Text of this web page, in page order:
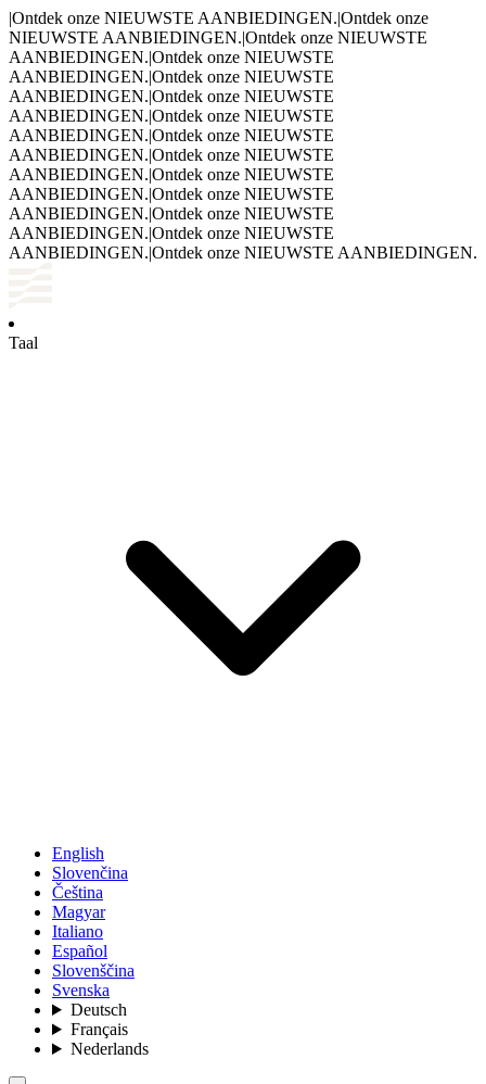
|Ontdek onze NIEUWSTE AANBIEDINGEN.|Ontdek onze
NIEUWSTE AANBIEDINGEN.|Ontdek onze NIEUWSTE
AANBIEDINGEN.|Ontdek onze NIEUWSTE
AANBIEDINGEN.|Ontdek onze NIEUWSTE
AANBIEDINGEN.|Ontdek onze NIEUWSTE
AANBIEDINGEN.|Ontdek onze NIEUWSTE
AANBIEDINGEN.|Ontdek onze NIEUWSTE
AANBIEDINGEN.|Ontdek onze NIEUWSTE
AANBIEDINGEN.|Ontdek onze NIEUWSTE
AANBIEDINGEN.|Ontdek onze NIEUWSTE
AANBIEDINGEN.|Ontdek onze NIEUWSTE
AANBIEDINGEN.|Ontdek onze NIEUWSTE
AANBIEDINGEN.|Ontdek onze NIEUWSTE AANBIEDINGEN.
Taal
English
Slovenčina
Čeština
Magyar
Italiano
Español
Slovenščina
Svenska
Deutsch
Français
Nederlands